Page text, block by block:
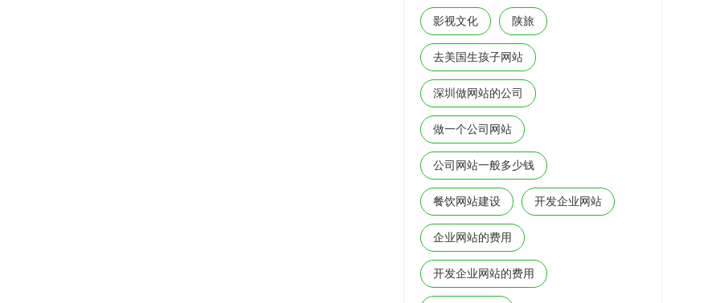
一切信息，然后执行彻底的计划。新技术使它变得更容易，但它们也使用户更加精通技术，并且难以打动。
影视文化 陕旅
去美国生孩子网站
深圳做网站的公司
做一个公司网站
公司网站一般多少钱
餐饮网站建设 开发企业网站
企业网站的费用
开发企业网站的费用